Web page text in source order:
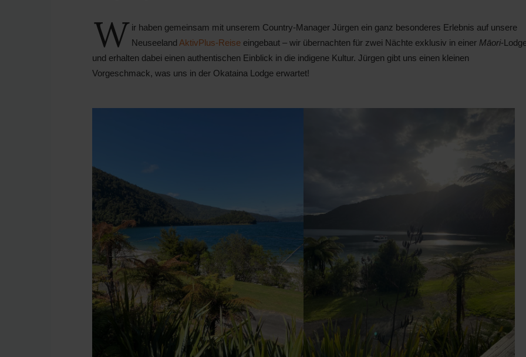
W ir haben gemeinsam mit unserem Country-Manager Jürgen ein ganz besonderes Erlebnis auf unsere
Neuseeland AktivPlus-Reise eingebaut – wir übernachten für zwei Nächte exklusiv in einer Māori-
und erhalten dabei einen authentischen Einblick in die indigene Kultur. Jürgen gibt uns einen kleinen
Vorgeschmack, was uns in der Okataina Lodge erwartet!